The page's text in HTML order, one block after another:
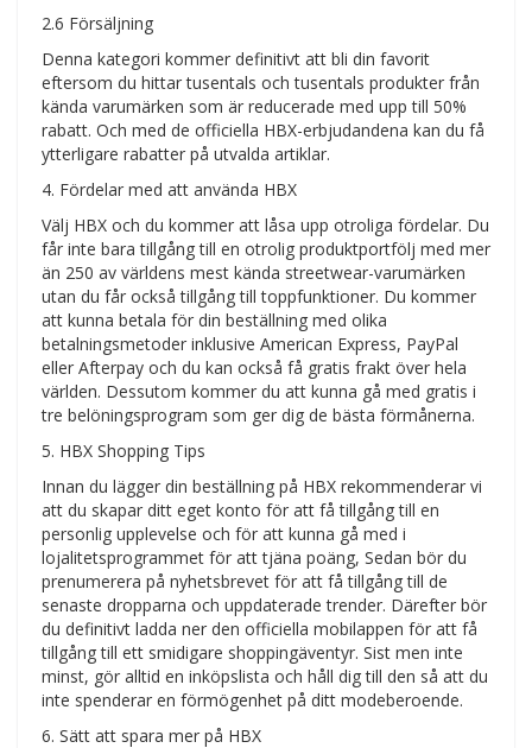
2.6 Försäljning
Denna kategori kommer definitivt att bli din favorit
eftersom du hittar tusentals och tusentals produkter från
kända varumärken som är reducerade med upp till 50%
rabatt. Och med de officiella HBX-erbjudandena kan du få
ytterligare rabatter på utvalda artiklar.
4. Fördelar med att använda HBX
Välj HBX och du kommer att låsa upp otroliga fördelar. Du
får inte bara tillgång till en otrolig produktportfölj med mer
än 250 av världens mest kända streetwear-varumärken
utan du får också tillgång till toppfunktioner. Du kommer
att kunna betala för din beställning med olika
betalningsmetoder inklusive American Express, PayPal
eller Afterpay och du kan också få gratis frakt över hela
världen. Dessutom kommer du att kunna gå med gratis i
tre belöningsprogram som ger dig de bästa förmånerna.
5. HBX Shopping Tips
Innan du lägger din beställning på HBX rekommenderar vi
att du skapar ditt eget konto för att få tillgång till en
personlig upplevelse och för att kunna gå med i
lojalitetsprogrammet för att tjäna poäng, Sedan bör du
prenumerera på nyhetsbrevet för att få tillgång till de
senaste dropparna och uppdaterade trender. Därefter bör
du definitivt ladda ner den officiella mobilappen för att få
tillgång till ett smidigare shoppingäventyr. Sist men inte
minst, gör alltid en inköpslista och håll dig till den så att du
inte spenderar en förmögenhet på ditt modeberoende.
6. Sätt att spara mer på HBX